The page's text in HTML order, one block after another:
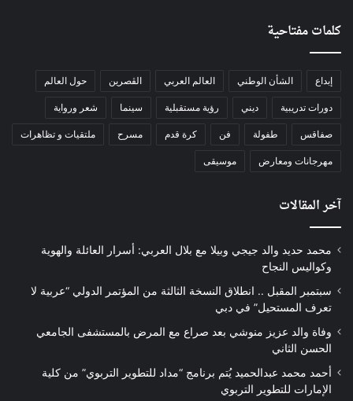
كلمات مفتاحية
إبداع الشأن الوطني العالم العربي الڨصرين حول العالم
دورات تدريبية ديني رؤية مستقبلية سينما شعر ورواية
صفاقس طفولة فن كرة قدم مسرح ملتقيات و تظاهرات
مهرجانات ومعارض موسيقى
آخر المقالات
محمد حديد والد جيجي وبيلا مع بلال العربي: أسرار العائلة والهوية
وكواليس النجاح
سبتمبر المقبل .. انطلاق النسخة الثالثة من المؤتمر الدولي “عربية لا
تعرف المستحيل” في دبي
وفاة والد عزيز منوشي بعد صراع مع المرض بالمستشفى الجامعي
الحسن الثاني
أحمد محمد عبدالحميد يُتم برنامج “مداد للتطوير التربوي” من كلية
الإمارات للتطوير التربوي